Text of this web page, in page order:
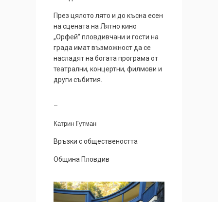
През цялото лято и до късна есен
на сцената на Лятно кино
„Орфей“ пловдивчани и гости на
града имат възможност да се
насладят на богата програма от
театрални, концертни, филмови и
други събития.
–
Катрин Гутман
Връзки с обществеността
Община Пловдив